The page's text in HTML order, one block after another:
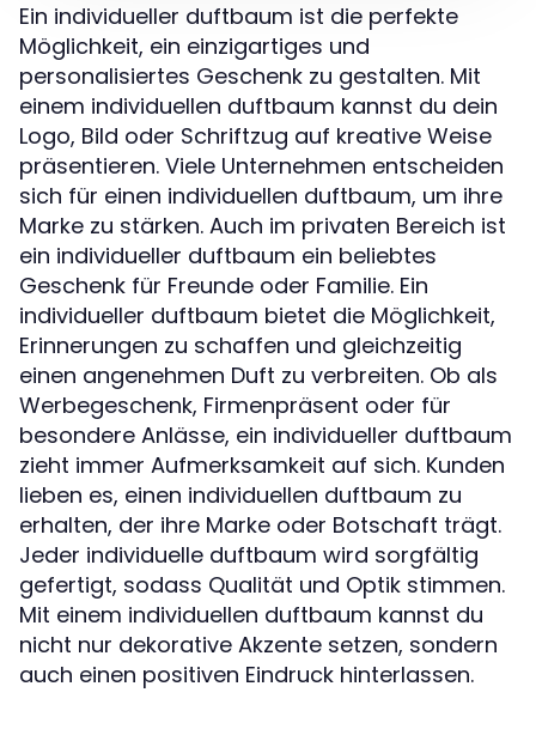
Ein individueller duftbaum ist die perfekte
Möglichkeit, ein einzigartiges und
personalisiertes Geschenk zu gestalten. Mit
einem individuellen duftbaum kannst du dein
Logo, Bild oder Schriftzug auf kreative Weise
präsentieren. Viele Unternehmen entscheiden
sich für einen individuellen duftbaum, um ihre
Marke zu stärken. Auch im privaten Bereich ist
ein individueller duftbaum ein beliebtes
Geschenk für Freunde oder Familie. Ein
individueller duftbaum bietet die Möglichkeit,
Erinnerungen zu schaffen und gleichzeitig
einen angenehmen Duft zu verbreiten. Ob als
Werbegeschenk, Firmenpräsent oder für
besondere Anlässe, ein individueller duftbaum
zieht immer Aufmerksamkeit auf sich. Kunden
lieben es, einen individuellen duftbaum zu
erhalten, der ihre Marke oder Botschaft trägt.
Jeder individuelle duftbaum wird sorgfältig
gefertigt, sodass Qualität und Optik stimmen.
Mit einem individuellen duftbaum kannst du
nicht nur dekorative Akzente setzen, sondern
auch einen positiven Eindruck hinterlassen.